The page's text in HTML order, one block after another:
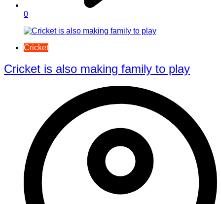
0
Cricket
Cricket is also making family to play